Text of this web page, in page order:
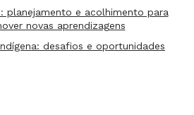
vivem em conflito?
origens das principais
planejamento e acolhimento para
novas aprendizagens
desafios e oportunidades